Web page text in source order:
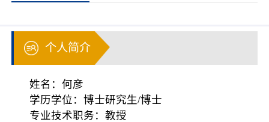
个人简介
姓名：何彦
学历学位：博士研究生/博士
专业技术职务：教授